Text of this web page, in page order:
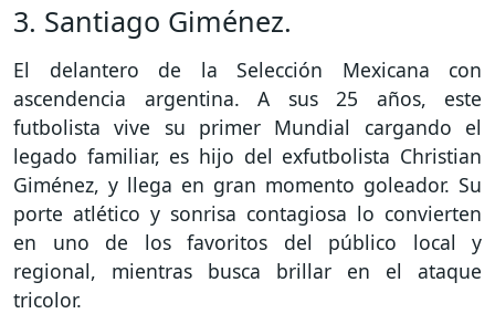
3. Santiago Giménez.
El delantero de la Selección Mexicana con
ascendencia argentina. A sus 25 años, este
futbolista vive su primer Mundial cargando el
legado familiar, es hijo del exfutbolista Christian
Giménez, y llega en gran momento goleador. Su
porte atlético y sonrisa contagiosa lo convierten
en uno de los favoritos del público local y
regional, mientras busca brillar en el ataque
tricolor.